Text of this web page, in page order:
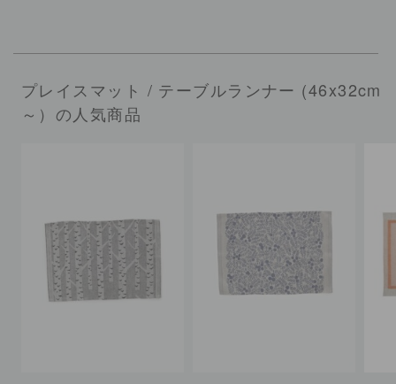
プレイスマット / テーブルランナー (46x32cm
～）の人気商品